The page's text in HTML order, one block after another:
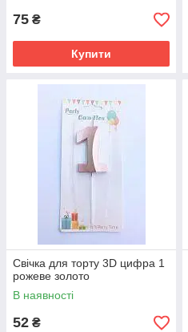
75 ₴
Купити
Свічка для торту 3D цифра 1
рожеве золото
В наявності
52 ₴